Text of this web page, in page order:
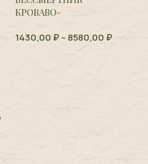
КРОВАВО-
sanguineum
1430,00 ₽– 8580,00 ₽